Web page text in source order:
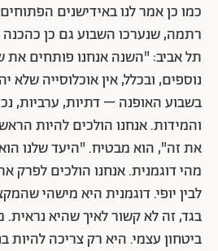
כמו כן אמר לנו באידישנים
רתמה, שנערכו השבוע גם כן
תל אביב: "השנה אנחנו פותחים את
נוספים, ובכלל, אין אוכלוסייה שלא
בשבוע האופנה – דתיות, ערביות,
והמידות. אנחנו הולכים להיות
את זה", הוא מבטיח. "היעד שלנו
מהי דוגמנית. אנחנו הולכים לפרק
לבין יופי. דוגמנית היא מישהי
בגד, זה לא קשור לאיך שהיא נראית.
ביטחון עצמי. היא רק צריכה להיות